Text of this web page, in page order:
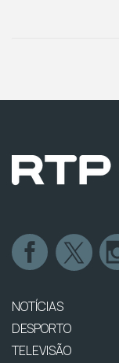
NOTÍCIAS
DESPORTO
TELEVISÃO